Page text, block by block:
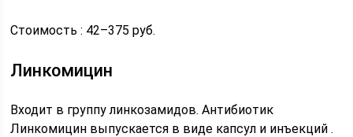
Стоимость : 42–375 руб.
Линкомицин
Входит в группу линкозамидов. Антибиотик
Линкомицин выпускается в виде капсул и инъекций .